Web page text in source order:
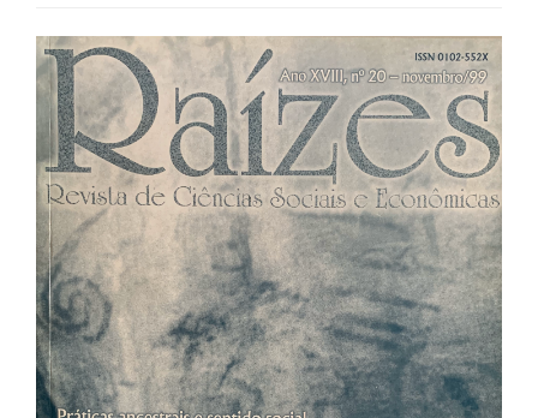
Barra
lateral
de
artigos